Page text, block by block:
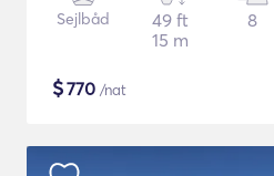
Sejlbåd
49 ft
15 m
8
$770 /nat